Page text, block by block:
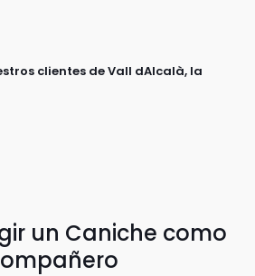
clientes de Vall dAlcalà, la
un Caniche como